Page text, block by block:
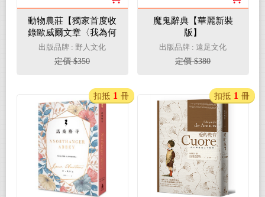
動物農莊【獨家首度收
錄歐威爾文章〈我為何
寫作〉、原版被迫刪除
作者序〈新聞自由〉】
出版品牌 : 野人文化
定價 $350
魔鬼辭典【華麗新裝
版】
出版品牌 : 遠足文化
定價 $380
扣抵 1 冊 扣抵 1 冊